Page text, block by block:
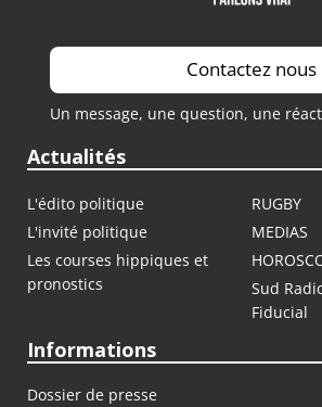
Contactez nous
Un message, une question, une
Actualités
L'édito politique
RUGBY
L'invité politique
MEDIAS
Les courses hippiques et
pronostics
Sud
Fiducial
Informations
Dossier de presse